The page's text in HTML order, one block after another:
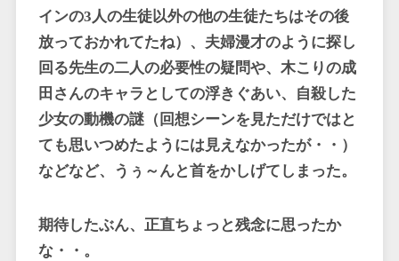
インの3人の生徒以外の他の生徒たちはその後
放っておかれてたね）、夫婦漫才のように探し
回る先生の二人の必要性の疑問や、木こりの成
田さんのキャラとしての浮きぐあい、自殺した
少女の動機の謎（回想シーンを見ただけではと
ても思いつめたようには見えなかったが・・）
などなど、うぅ～んと首をかしげてしまった。
期待したぶん、正直ちょっと残念に思ったか
な・・。